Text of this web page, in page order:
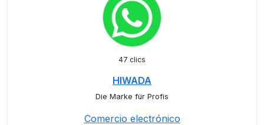
47 clics
HIWADA
Die Marke für Profis
Comercio electrónico